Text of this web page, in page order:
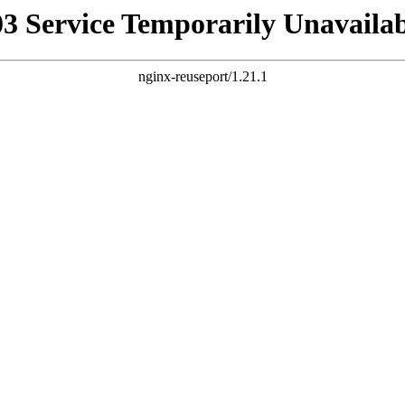
Service Temporarily
nginx-reuseport/1.21.1